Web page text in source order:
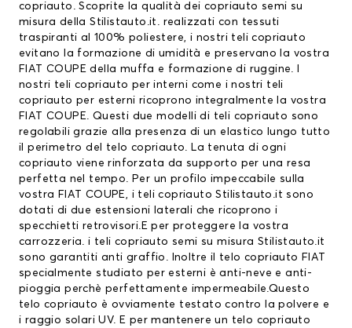
copriauto . Scoprite la qualità dei copriauto semi su
misura della Stilistauto.it. realizzati con tessuti
traspiranti al 100% poliestere, i nostri teli copriauto
evitano la formazione di umidità e preservano la vostra
FIAT COUPE della muffa e formazione di ruggine. I
nostri teli copriauto per interni come i nostri teli
copriauto per esterni ricoprono integralmente la vostra
FIAT COUPE. Questi due modelli di teli copriauto sono
regolabili grazie alla presenza di un elastico lungo tutto
il perimetro del telo copriauto. La tenuta di ogni
copriauto viene rinforzata da supporto per una resa
perfetta nel tempo. Per un profilo impeccabile sulla
vostra FIAT COUPE, i teli copriauto Stilistauto.it sono
dotati di due estensioni laterali che ricoprono i
specchietti retrovisori.E per proteggere la vostra
carrozzeria. i teli copriauto semi su misura Stilistauto.it
sono garantiti anti graffio. Inoltre il telo copriauto FIAT
specialmente studiato per esterni è anti-neve e anti-
pioggia perchè perfettamente impermeabile.Questo
telo copriauto è ovviamente testato contro la polvere e
i raggio solari UV. E per mantenere un telo copriauto